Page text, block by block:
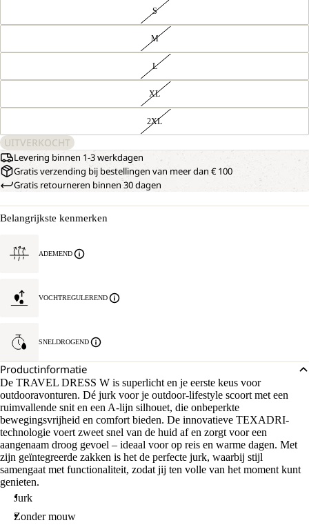
S
M
L
XL
2XL
UITVERKOCHT
Levering binnen 1-3 werkdagen
Gratis verzending bij bestellingen van meer dan € 100
Gratis retourneren binnen 30 dagen
Belangrijkste kenmerken
ADEMEND
VOCHTREGULEREND
SNELDROGEND
Productinformatie
De TRAVEL DRESS W is superlicht en je eerste keus voor
outdooravonturen. Dé jurk voor je outdoor-lifestyle scoort met een
ruimvallende snit en een A-lijn silhouet, die onbeperkte
bewegingsvrijheid en comfort bieden. De innovatieve TEXADRI-
technologie voert zweet snel van de huid af en zorgt voor een
aangenaam droog gevoel – ideaal voor op reis en warme dagen. Met
zijn geïntegreerde zakken is het de perfecte jurk, waarbij stijl
samengaat met functionaliteit, zodat jij ten volle van het moment kunt
genieten.
Jurk
Zonder mouw